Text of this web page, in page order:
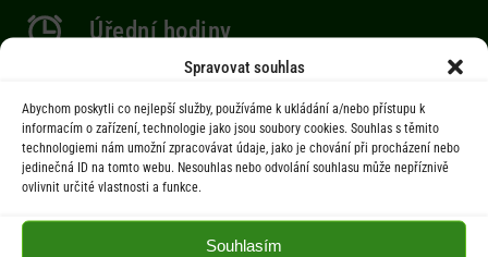
Spravovat souhlas
Abychom poskytli co nejlepší služby, používáme k ukládání a/nebo přístupu k
informacím o zařízení, technologie jako jsou soubory cookies. Souhlas s těmito
technologiemi nám umožní zpracovávat údaje, jako je chování při procházení nebo
jedinečná ID na tomto webu. Nesouhlas nebo odvolání souhlasu může nepříznivě
ovlivnit určité vlastnosti a funkce.
Souhlasím
Úřední hodiny
St 9.00-12.00 hod. / 14.00-17.00 hod.
Počasí
Aktuální informace o počasí z meteostanice (Brňov) vzdálené 2km od